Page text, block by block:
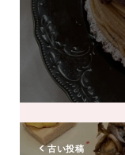
古い投稿